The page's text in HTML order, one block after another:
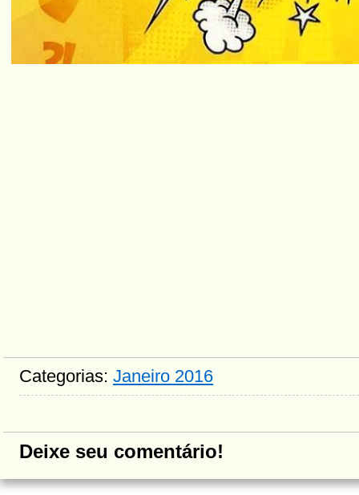
Categorias: Janeiro 2016
Deixe seu comentário!